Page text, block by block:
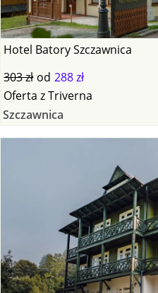
Hotel Batory Szczawnica
303 zł od 288 zł
Oferta zTriverna
Szczawnica